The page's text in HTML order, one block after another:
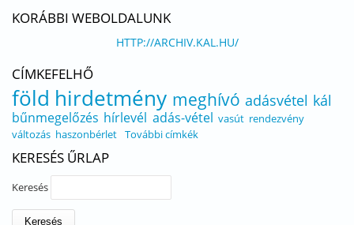
KORÁBBI WEBOLDALUNK
HTTP://ARCHIV.KAL.HU/
CÍMKEFELHŐ
föld hirdetmény meghívó adásvétel kál
bűnmegelőzés hírlevél adás-vétel vasút rendezvény
változás haszonbérlet További címkék
KERESÉS ŰRLAP
Keresés